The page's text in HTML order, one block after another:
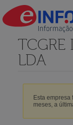
TCGRE
LDA
Esta empresa
meses, a